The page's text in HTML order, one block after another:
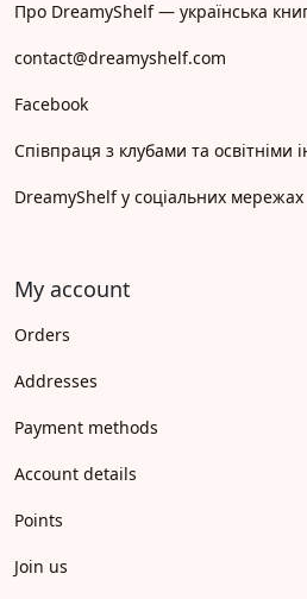
Про DreamyShelf — українська
contact@dreamyshelf.com
Facebook
Співпраця з клубами та освітніми
DreamyShelf у соціальних мережах
My account
Orders
Addresses
Payment methods
Account details
Points
Join us